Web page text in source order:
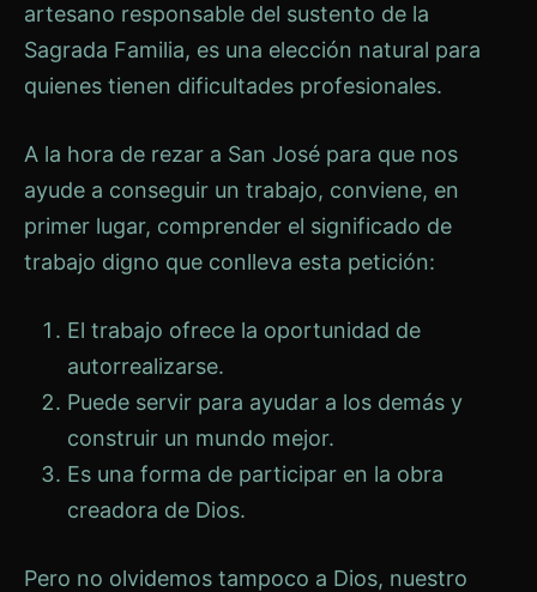
artesano responsable del sustento de la
Sagrada Familia, es una elección natural para
quienes tienen dificultades profesionales.
A la hora de rezar a San José para que nos
ayude a conseguir un trabajo, conviene, en
primer lugar, comprender el significado de
trabajo digno que conlleva esta petición:
El trabajo ofrece la oportunidad de
autorrealizarse.
Puede servir para ayudar a los demás y
construir un mundo mejor.
Es una forma de participar en la obra
creadora de Dios.
Pero no olvidemos tampoco a Dios, nuestro